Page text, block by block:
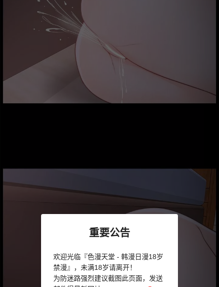
重要公告
欢迎光临『色漫天堂 - 韩漫日漫18岁
禁漫』，未满18岁请离开！
为防迷路强烈建议截图此页面，发送